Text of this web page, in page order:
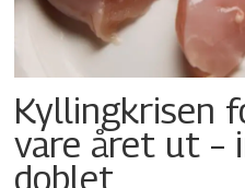
Kyllingkrisen
vare året ut –
doblet